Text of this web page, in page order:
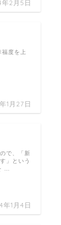
2月5日
1月27日
度を上
年1月4日
で、「新
」という
…